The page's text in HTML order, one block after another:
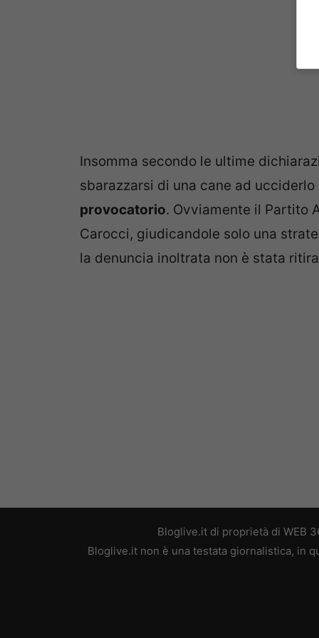
Insomma secondo le ultime
sbarazzarsi di una cane ad ucciderlo
provocatorio. Ovviamente il Partito
Carocci, giudicandole solo una
la denuncia inoltrata non è stata
Bloglive.it di proprietà di WEB
Bloglive.it non è una testata giornalistica, in